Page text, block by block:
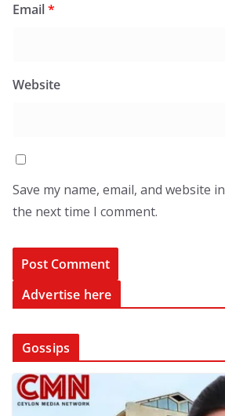
Email*
Website
Save my name, email, and website
the next time I comment.
Advertise here
Gossips